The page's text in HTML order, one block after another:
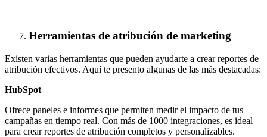
Herramientas de atribución de marketing
Existen varias herramientas que pueden ayudarte a crear reportes de
atribución efectivos. Aquí te presento algunas de las más destacadas:
HubSpot
Ofrece paneles e informes que permiten medir el impacto de tus
campañas en tiempo real. Con más de 1000 integraciones, es ideal
para crear reportes de atribución completos y personalizables.